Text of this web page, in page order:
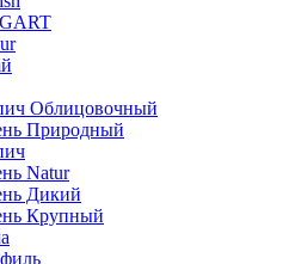
Облицовочный
Природный
Natur
Дикий
Крупный